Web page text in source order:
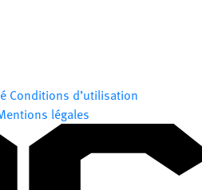
Conditions d’utilisation
légales